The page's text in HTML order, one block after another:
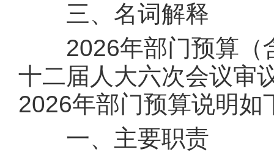
三、名词解释
2026年部门预算（
十二届人大六次会议审
2026年部门预算说明如
一、主要职责